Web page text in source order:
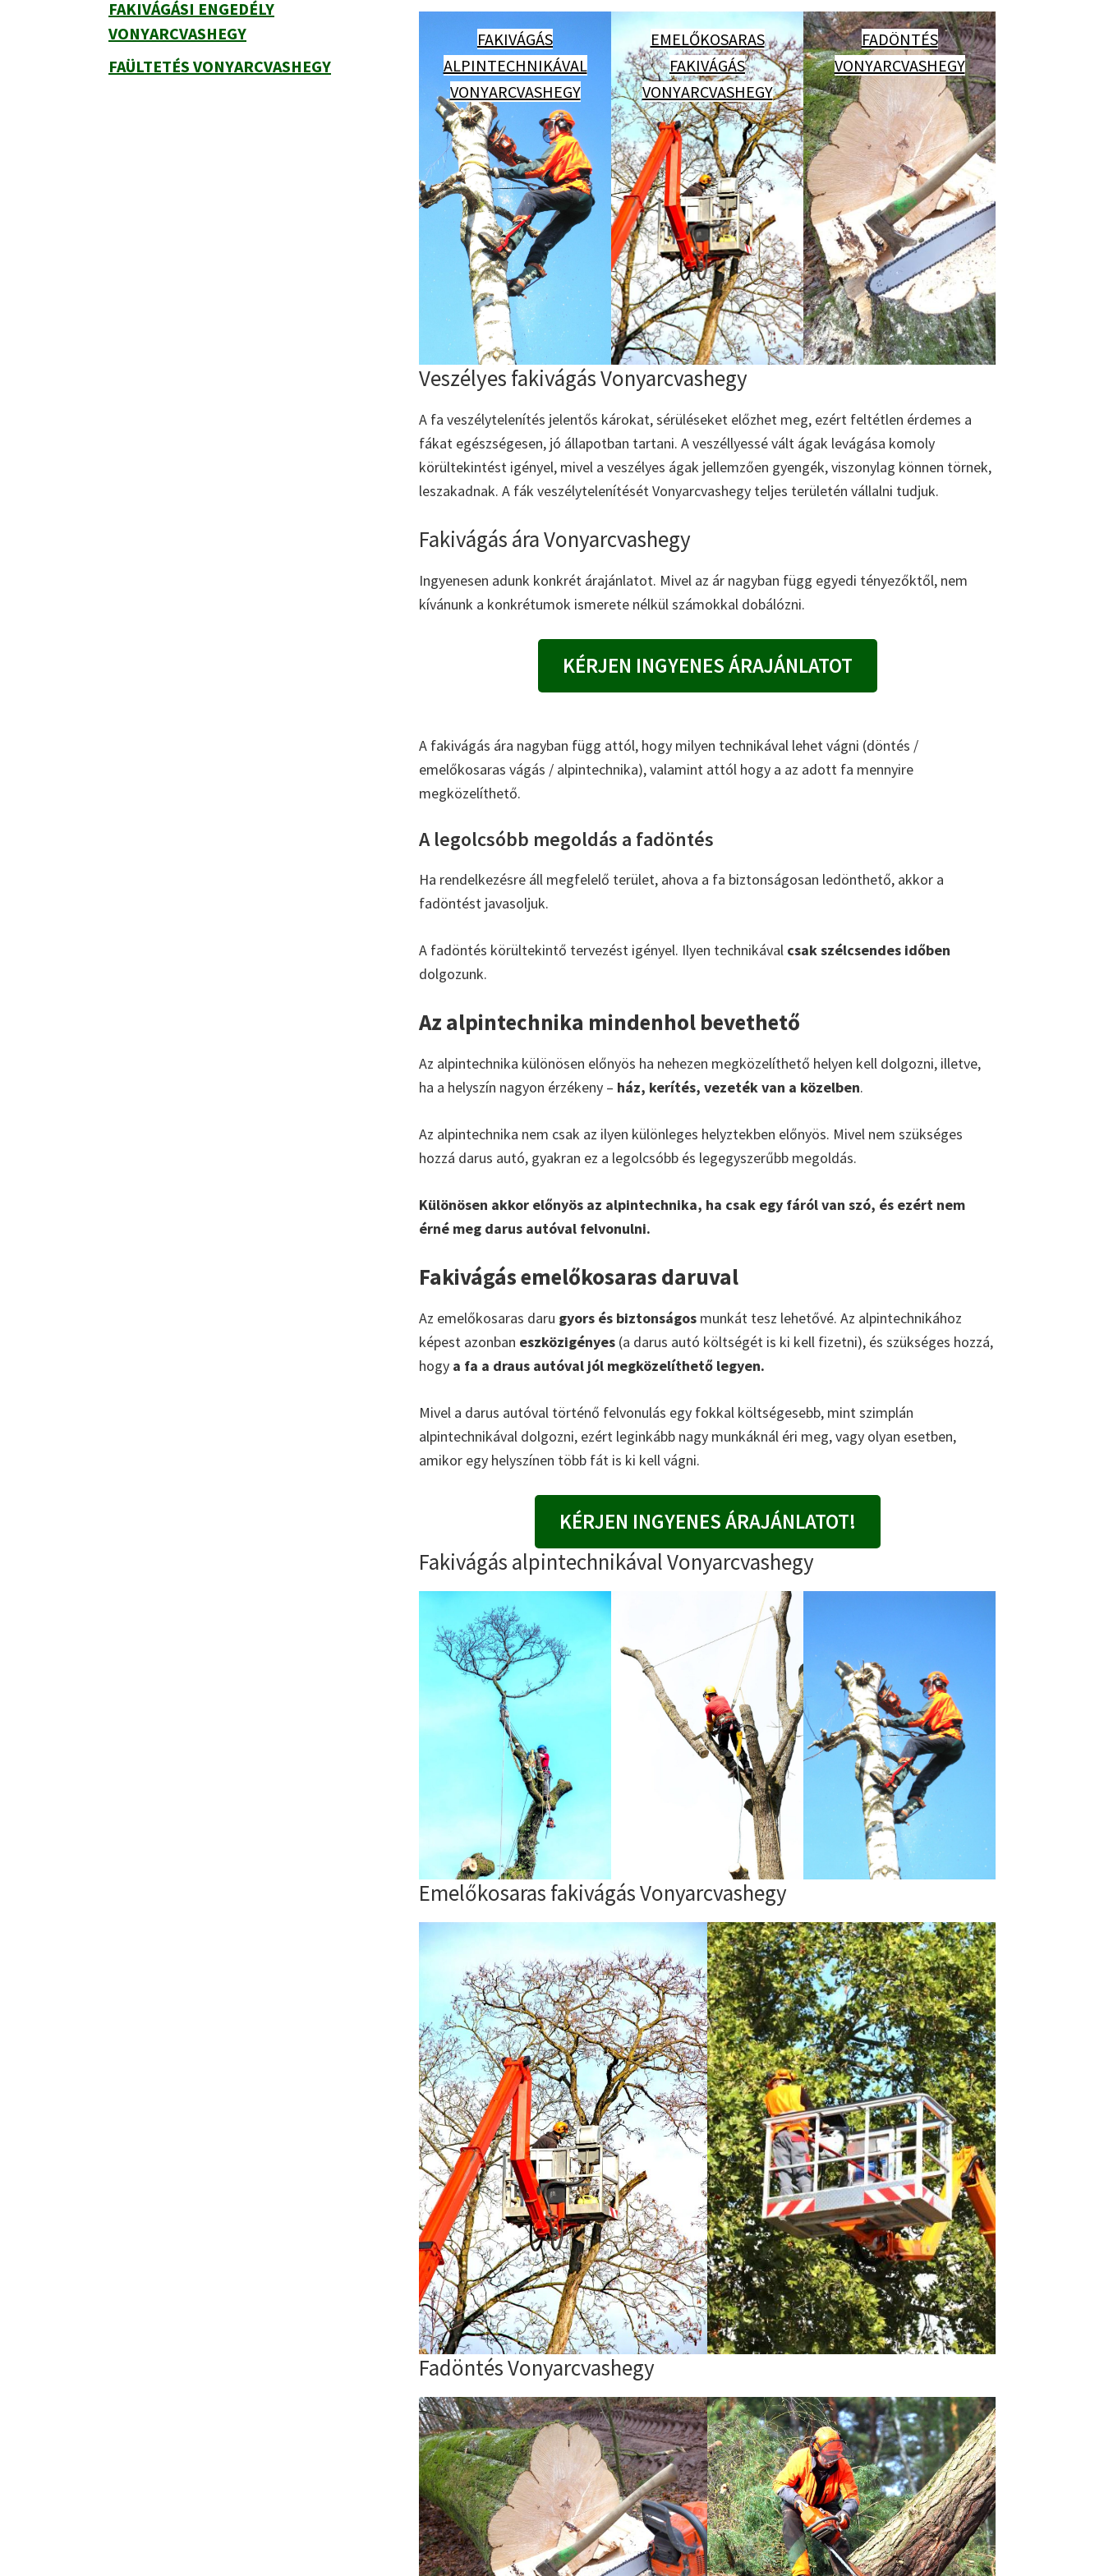
FAKIVÁGÁS
ALPINTECHNIKÁVAL
VONYARCVASHEGY
EMELŐKOSARAS
FAKIVÁGÁS
VONYARCVASHEGY
FADÖNTÉS
VONYARCVASHEGY
Veszélyes fakivágás Vonyarcvashegy
A fa veszélytelenítés jelentős károkat, sérüléseket előzhet meg, ezért feltétlen érdemes a
fákat egészségesen, jó állapotban tartani. A veszéllyessé vált ágak levágása komoly
körültekintést igényel, mivel a veszélyes ágak jellemzően gyengék, viszonylag können törnek,
leszakadnak. A fák veszélytelenítését Vonyarcvashegy teljes területén vállalni tudjuk.
Fakivágás ára Vonyarcvashegy
Ingyenesen adunk konkrét árajánlatot. Mivel az ár nagyban függ egyedi tényezőktől, nem
kívánunk a konkrétumok ismerete nélkül számokkal dobálózni.
KÉRJEN INGYENES ÁRAJÁNLATOT
A fakivágás ára nagyban függ attól, hogy milyen technikával lehet vágni (döntés /
emelőkosaras vágás / alpintechnika), valamint attól hogy a az adott fa mennyire
megközelíthető.
A legolcsóbb megoldás a fadöntés
Ha rendelkezésre áll megfelelő terület, ahova a fa biztonságosan ledönthető, akkor a
fadöntést javasoljuk.
A fadöntés körültekintő tervezést igényel. Ilyen technikával csak szélcsendes időben
dolgozunk.
Az alpintechnika mindenhol bevethető
Az alpintechnika különösen előnyös ha nehezen megközelíthető helyen kell dolgozni, illetve,
ha a helyszín nagyon érzékeny – ház, kerítés, vezeték van a közelben.
Az alpintechnika nem csak az ilyen különleges helyztekben előnyös. Mivel nem szükséges
hozzá darus autó, gyakran ez a legolcsóbb és legegyszerűbb megoldás.
Különösen akkor előnyös az alpintechnika, ha csak egy fáról van szó, és ezért nem
érné meg darus autóval felvonulni.
Fakivágás emelőkosaras daruval
Az emelőkosaras daru gyors és biztonságos munkát tesz lehetővé. Az alpintechnikához
képest azonban eszközigényes (a darus autó költségét is ki kell fizetni), és szükséges hozzá,
hogy a fa a draus autóval jól megközelíthető legyen.
Mivel a darus autóval történő felvonulás egy fokkal költségesebb, mint szimplán
alpintechnikával dolgozni, ezért leginkább nagy munkáknál éri meg, vagy olyan esetben,
amikor egy helyszínen több fát is ki kell vágni.
KÉRJEN INGYENES ÁRAJÁNLATOT!
Fakivágás alpintechnikával Vonyarcvashegy
Emelőkosaras fakivágás Vonyarcvashegy
Fadöntés Vonyarcvashegy
FAKIVÁGÁSI ENGEDÉLY
VONYARCVASHEGY
FAÜLTETÉS VONYARCVASHEGY